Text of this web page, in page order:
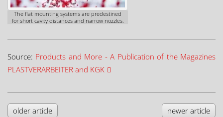
The flat mounting systems are predestined
for short cavity distances and narrow nozzles.
Source: Products and More - A Publication of the Magazines
PLASTVERARBEITER and KGK
older article newer article